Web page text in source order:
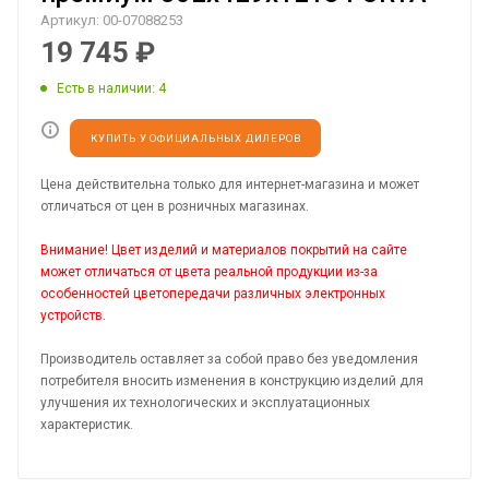
Артикул: 00-07088253
19 745 ₽
Есть в наличии: 4
КУПИТЬ У ОФИЦИАЛЬНЫХ ДИЛЕРОВ
Цена действительна только для интернет-магазина и может
отличаться от цен в розничных магазинах.
Внимание! Цвет изделий и материалов покрытий на сайте
может отличаться от цвета реальной продукции из-за
особенностей цветопередачи различных электронных
устройств.
Производитель оставляет за собой право без уведомления
потребителя вносить изменения в конструкцию изделий для
улучшения их технологических и эксплуатационных
характеристик.